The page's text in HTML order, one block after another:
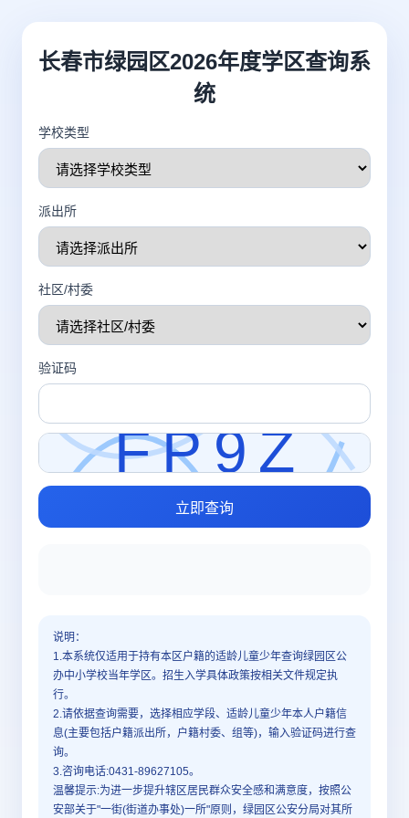
长春市绿园区2026年度学区查询系
统
学校类型
派出所
社区/村委
验证码
立即查询
说明：
1.本系统仅适用于持有本区户籍的适龄儿童少年查询绿园区公
办中小学校当年学区。招生入学具体政策按相关文件规定执
行。
2.请依据查询需要，选择相应学段、适龄儿童少年本人户籍信
息(主要包括户籍派出所，户籍村委、组等)，输入验证码进行查
询。
3.咨询电话:0431-89627105。
温馨提示:为进一步提升辖区居民群众安全感和满意度，按照公
安部关于"一街(街道办事处)一所"原则，绿园区公安分局对其所